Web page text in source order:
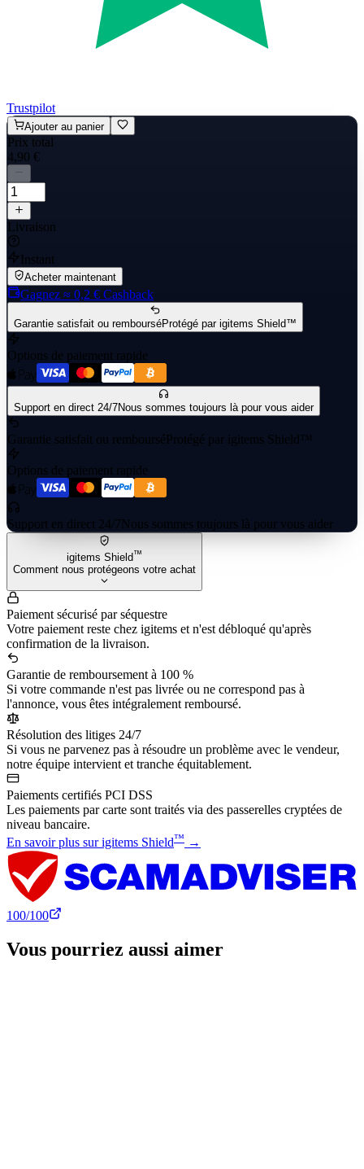
Trustpilot
Ajouter au panier
Prix total
4,90 €
Livraison
Instant
Acheter maintenant
Gagnez ≈ 0,2 € Cashback
Garantie satisfait ou rembourséProtégé par igitems Shield™
Options de paiement rapide
Support en direct 24/7Nous sommes toujours là pour vous aider
Garantie satisfait ou rembourséProtégé par igitems Shield™
Options de paiement rapide
Support en direct 24/7Nous sommes toujours là pour vous aider
igitems Shield™
Comment nous protégeons votre achat
Paiement sécurisé par séquestre
Votre paiement reste chez igitems et n'est débloqué qu'après
confirmation de la livraison.
Garantie de remboursement à 100 %
Si votre commande n'est pas livrée ou ne correspond pas à
l'annonce, vous êtes intégralement remboursé.
Résolution des litiges 24/7
Si vous ne parvenez pas à résoudre un problème avec le vendeur,
notre équipe intervient et tranche équitablement.
Paiements certifiés PCI DSS
Les paiements par carte sont traités via des passerelles cryptées de
niveau bancaire.
En savoir plus sur igitems Shield™ →
100/100
Vous pourriez aussi aimer